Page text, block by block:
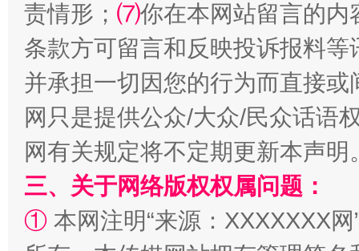
解纷+调解+退费，一次搞定
站台名比不上好声名
责情形； ⑺你在本网站留言的内
条款方可留言和反映投诉报料
并承担一切因您的行为而直接
网只是提供公众/大众/民众话语
网有关规定将不定期更新本声明
三、关于网络版权权属问题：
① 本网注明“来源：XXXXXXX